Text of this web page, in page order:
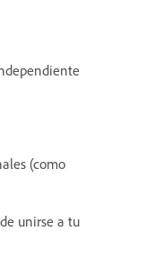
(como
unirse a tu